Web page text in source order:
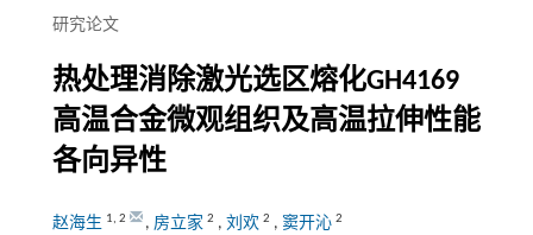
研究论文
热处理消除激光选区熔化GH4169
高温合金微观组织及高温拉伸性能
各向异性
赵海生 1, 2 , 房立家 2 , 刘欢 2 , 窦开沁 2